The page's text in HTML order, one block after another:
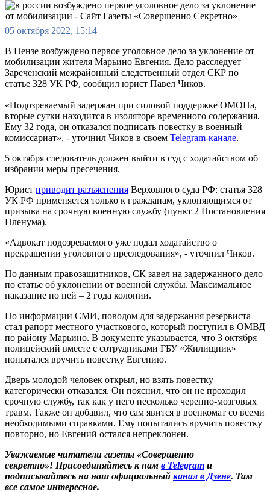
05 октября 2022, 15:14
В Пензе возбуждено первое уголовное дело за уклонение от
мобилизации жителя Марьино Евгения. Дело расследует
Зареченский межрайонный следственный отдел СКР по
статье 328 УК РФ, сообщил юрист Павел Чиков.
«Подозреваемый задержан при силовой поддержке ОМОНа,
вторые сутки находится в изоляторе временного содержания.
Ему 32 года, он отказался подписать повестку в военный
комиссариат», - уточнил Чиков в своем Telegram-канале.
5 октября следователь должен выйти в суд с ходатайством об
избрании меры пресечения.
Юрист приводит разъяснения Верховного суда РФ: статья 328
УК РФ применяется только к гражданам, уклоняющимся от
призыва на срочную военную службу (пункт 2 Постановления
Пленума).
«Адвокат подозреваемого уже подал ходатайство о
прекращении уголовного преследования», - уточнил Чиков.
По данным правозащитников, СК завел на задержанного дело
по статье об уклонении от военной службы. Максимальное
наказание по ней – 2 года колонии.
По информации СМИ, поводом для задержания резервиста
стал рапорт местного участкового, который поступил в ОМВД
по району Марьино. В документе указывается, что 3 октября
полицейский вместе с сотрудниками ГБУ «Жилищник»
попытался вручить повестку Евгению.
Дверь молодой человек открыл, но взять повестку
категорически отказался. Он пояснил, что он не проходил
срочную службу, так как у него несколько черепно-мозговых
травм. Также он добавил, что сам явится в военкомат со всеми
необходимыми справками. Ему попытались вручить повестку
повторно, но Евгений остался непреклонен.
Уважаемые читатели газеты «Совершенно
секретно»! Присоединяйтесь к нам в Telegram и
подписывайтесь на наш официальный канал в Дзене. Там
все самое интересное.